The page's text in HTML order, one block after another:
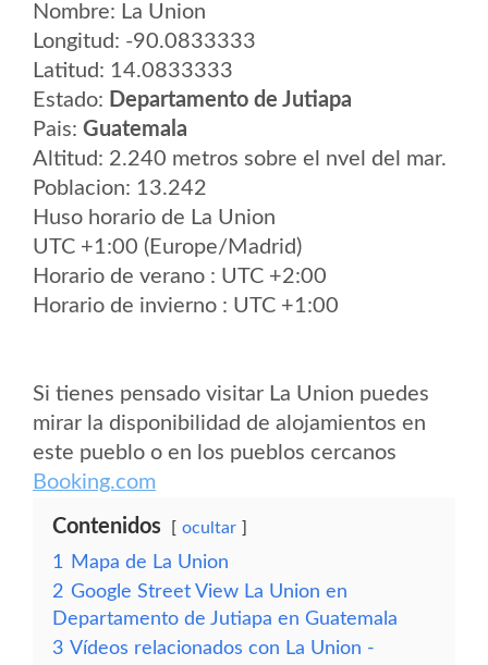
Nombre: La Union
Longitud: -90.0833333
Latitud: 14.0833333
Estado: Departamento de Jutiapa
Pais: Guatemala
Altitud: 2.240 metros sobre el nvel del mar.
Poblacion: 13.242
Huso horario de La Union
UTC +1:00 (Europe/Madrid)
Horario de verano : UTC +2:00
Horario de invierno : UTC +1:00
Si tienes pensado visitar La Union puedes
mirar la disponibilidad de alojamientos en
este pueblo o en los pueblos cercanos
Booking.com
Contenidos ocultar
1
Mapa de La Union
2 Google Street View La Union en
Departamento de Jutiapa en Guatemala
3 Vídeos relacionados con La Union -